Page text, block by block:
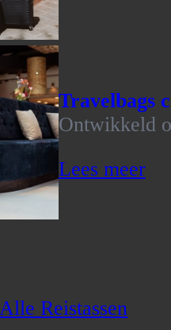
Travelbags
Ontwikkeld
Lees meer
Alle Reistassen